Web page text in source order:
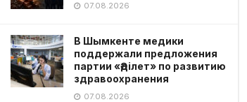
07.08.2026
В Шымкенте медики
поддержали предложения
партии «Әділет» по развитию
здравоохранения
07.08.2026